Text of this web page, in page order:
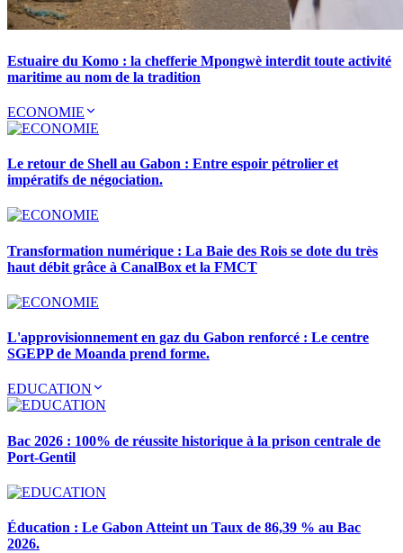
Estuaire du Komo : la chefferie Mpongwè interdit toute activité
maritime au nom de la tradition
ECONOMIE
Le retour de Shell au Gabon : Entre espoir pétrolier et
impératifs de négociation.
Transformation numérique : La Baie des Rois se dote du très
haut débit grâce à CanalBox et la FMCT
L'approvisionnement en gaz du Gabon renforcé : Le centre
SGEPP de Moanda prend forme.
EDUCATION
Bac 2026 : 100% de réussite historique à la prison centrale de
Port-Gentil
Éducation : Le Gabon Atteint un Taux de 86,39 % au Bac
2026.